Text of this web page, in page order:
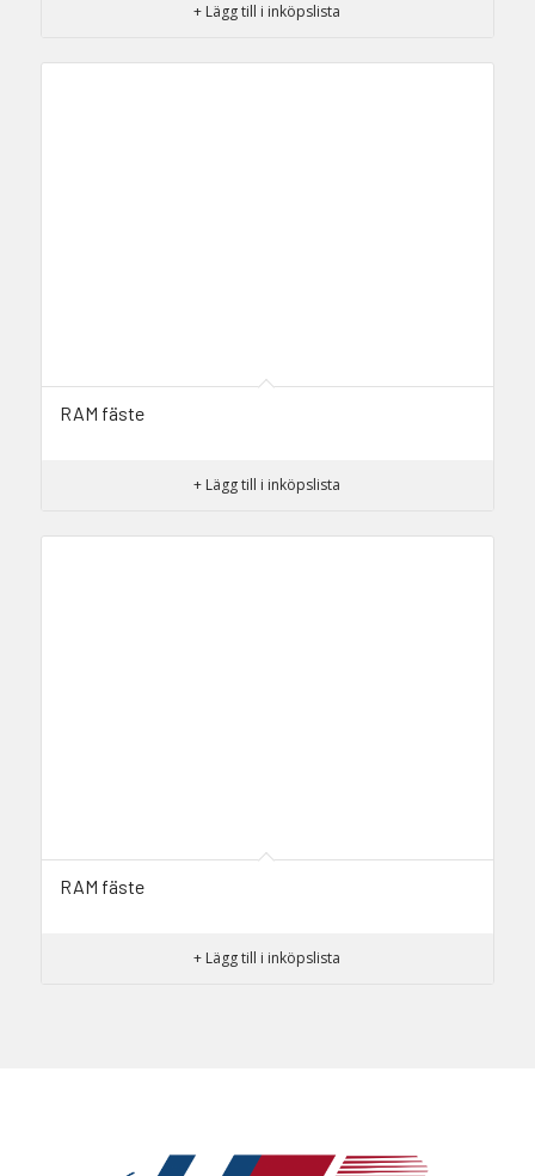
+ Lägg till i inköpslista
RAM fäste
+ Lägg till i inköpslista
RAM fäste
+ Lägg till i inköpslista